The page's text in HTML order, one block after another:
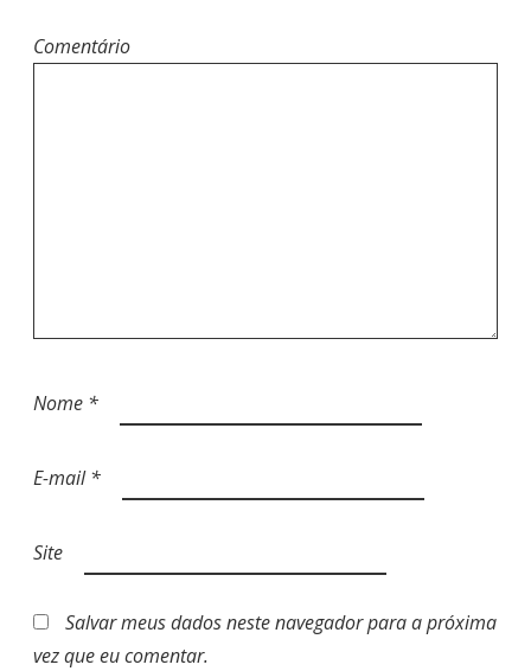
Comentário
Nome *
E-mail*
Site
Salvar meus dados neste navegador para a próxima
vez que eu comentar.